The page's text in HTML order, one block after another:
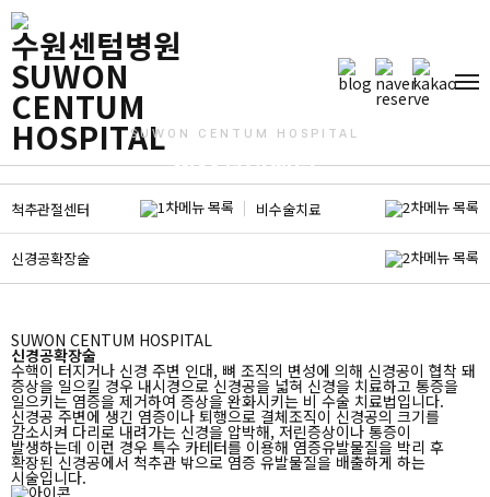
SUWON CENTUM HOSPITAL
척추관절센터
건강한 회복을 위해 최선의 치료를 제공합니다.
척추관절센터 비수술치료
신경공확장술
신경공확장술
SUWON CENTUM HOSPITAL
신경공확장술
수핵이 터지거나 신경 주변 인대, 뼈 조직의 변성에 의해 신경공이 협착 돼
증상을 일으킬 경우 내시경으로 신경공을 넓혀 신경을 치료하고 통증을
일으키는 염증을 제거하여 증상을 완화시키는 비 수술 치료법입니다.
신경공 주변에 생긴 염증이나 퇴행으로 결체조직이 신경공의 크기를
감소시켜 다리로 내려가는 신경을 압박해, 저린증상이나 통증이
발생하는데이런 경우 특수 카테터를 이용해 염증유발물질을 박리 후
확장된 신경공에서 척추관 밖으로 염증 유발물질을 배출하게 하는
시술입니다.